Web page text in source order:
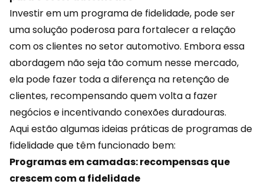
Investir em um programa de fidelidade, pode ser
uma solução poderosa para fortalecer a relação
com os clientes no setor automotivo. Embora essa
abordagem não seja tão comum nesse mercado,
ela pode fazer toda a diferença na retenção de
clientes, recompensando quem volta a fazer
negócios e incentivando conexões duradouras.
Aqui estão algumas ideias práticas de programas de
fidelidade que têm funcionado bem:
Programas em camadas: recompensas que
crescem com a fidelidade